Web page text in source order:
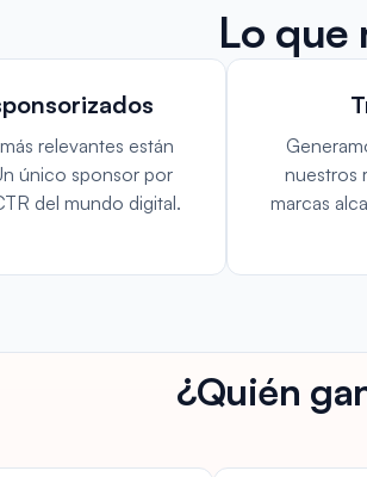
Lo que
relevantes están
único sponsor por
del mundo digital.
nuestros
marcas
¿Quién